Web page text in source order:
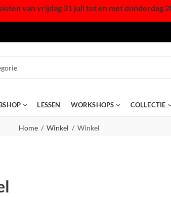
van vrijdag 31 juli tot en met donderdag
LESSEN WORKSHOPS COLLECTIE
Home Winkel Winkel